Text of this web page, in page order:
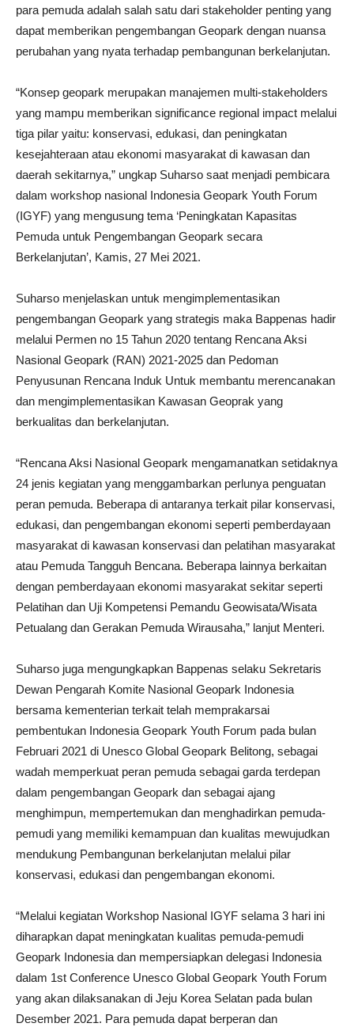
para pemuda adalah salah satu dari stakeholder penting yang
dapat memberikan pengembangan Geopark dengan nuansa
perubahan yang nyata terhadap pembangunan berkelanjutan.
“Konsep geopark merupakan manajemen multi-stakeholders
yang mampu memberikan significance regional impact melalui
tiga pilar yaitu: konservasi, edukasi, dan peningkatan
kesejahteraan atau ekonomi masyarakat di kawasan dan
daerah sekitarnya,” ungkap Suharso saat menjadi pembicara
dalam workshop nasional Indonesia Geopark Youth Forum
(IGYF) yang mengusung tema ‘Peningkatan Kapasitas
Pemuda untuk Pengembangan Geopark secara
Berkelanjutan’, Kamis, 27 Mei 2021.
Suharso menjelaskan untuk mengimplementasikan
pengembangan Geopark yang strategis maka Bappenas hadir
melalui Permen no 15 Tahun 2020 tentang Rencana Aksi
Nasional Geopark (RAN) 2021-2025 dan Pedoman
Penyusunan Rencana Induk Untuk membantu merencanakan
dan mengimplementasikan Kawasan Geoprak yang
berkualitas dan berkelanjutan.
“Rencana Aksi Nasional Geopark mengamanatkan setidaknya
24 jenis kegiatan yang menggambarkan perlunya penguatan
peran pemuda. Beberapa di antaranya terkait pilar konservasi,
edukasi, dan pengembangan ekonomi seperti pemberdayaan
masyarakat di kawasan konservasi dan pelatihan masyarakat
atau Pemuda Tangguh Bencana. Beberapa lainnya berkaitan
dengan pemberdayaan ekonomi masyarakat sekitar seperti
Pelatihan dan Uji Kompetensi Pemandu Geowisata/Wisata
Petualang dan Gerakan Pemuda Wirausaha,” lanjut Menteri.
Suharso juga mengungkapkan Bappenas selaku Sekretaris
Dewan Pengarah Komite Nasional Geopark Indonesia
bersama kementerian terkait telah memprakarsai
pembentukan Indonesia Geopark Youth Forum pada bulan
Februari 2021 di Unesco Global Geopark Belitong, sebagai
wadah memperkuat peran pemuda sebagai garda terdepan
dalam pengembangan Geopark dan sebagai ajang
menghimpun, mempertemukan dan menghadirkan pemuda-
pemudi yang memiliki kemampuan dan kualitas mewujudkan
mendukung Pembangunan berkelanjutan melalui pilar
konservasi, edukasi dan pengembangan ekonomi.
“Melalui kegiatan Workshop Nasional IGYF selama 3 hari ini
diharapkan dapat meningkatan kualitas pemuda-pemudi
Geopark Indonesia dan mempersiapkan delegasi Indonesia
dalam 1st Conference Unesco Global Geopark Youth Forum
yang akan dilaksanakan di Jeju Korea Selatan pada bulan
Desember 2021. Para pemuda dapat berperan dan